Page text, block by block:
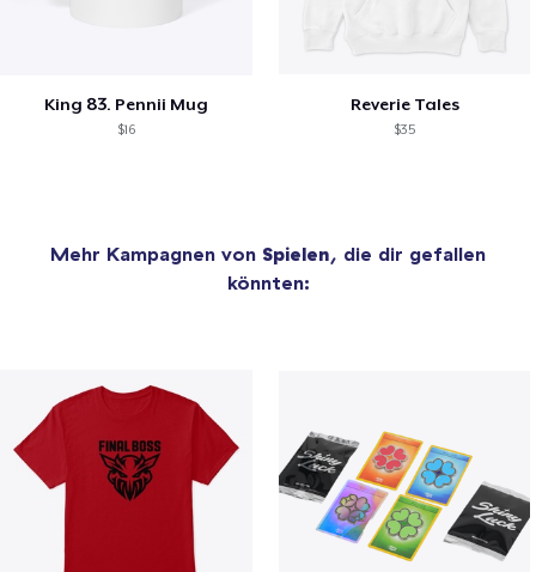
King 83. Pennii Mug
$16
Reverie Tales
$35
Mehr Kampagnen von Spielen, die dir gefallen
könnten: